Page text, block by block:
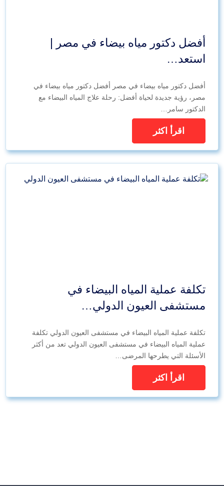
أفضل دكتور مياه بيضاء في مصر |
استعد…
أفضل دكتور مياه بيضاء في مصر أفضل دكتور مياه بيضاء في
مصر، رؤية جديدة لحياة أفضل: رحلة علاج المياه البيضاء مع
الدكتور سامر…
اقرأ اكثر
تكلفة عملية المياه البيضاء في
مستشفى العيون الدولي…
تكلفة عملية المياه البيضاء في مستشفى العيون الدولي تكلفة
عملية المياه البيضاء في مستشفى العيون الدولي تعد من أكثر
الأسئلة التي يطرحها المرضى…
اقرأ اكثر